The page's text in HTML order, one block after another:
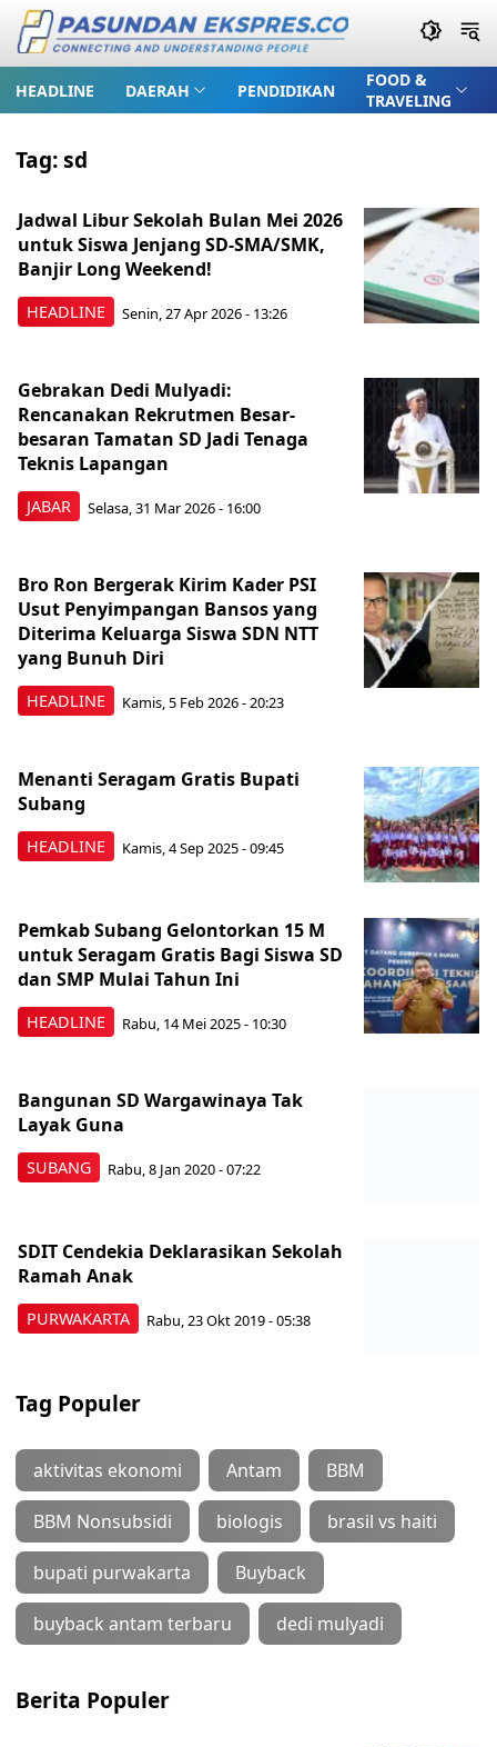
HEADLINE DAERAH PENDIDIKAN
FOOD &
TRAVELING
Tag:sd
HEADLINE
Jadwal Libur Sekolah Bulan Mei 2026
untuk Siswa Jenjang SD-SMA/SMK,
Banjir Long Weekend!
Senin, 27 Apr 2026 - 13:26
JABAR
Gebrakan Dedi Mulyadi:
Rencanakan Rekrutmen Besar-
besaran Tamatan SD Jadi Tenaga
Teknis Lapangan
Selasa, 31 Mar 2026 - 16:00
HEADLINE
Bro Ron Bergerak Kirim Kader PSI
Usut Penyimpangan Bansos yang
Diterima Keluarga Siswa SDN NTT
yang Bunuh Diri
Kamis, 5 Feb 2026 - 20:23
HEADLINE
Menanti Seragam Gratis Bupati
Subang
Kamis, 4 Sep 2025 - 09:45
HEADLINE
Pemkab Subang Gelontorkan 15 M
untuk Seragam Gratis Bagi Siswa SD
dan SMP Mulai Tahun Ini
Rabu, 14 Mei 2025 - 10:30
SUBANG
Bangunan SD Wargawinaya Tak
Layak Guna
Rabu, 8 Jan 2020 - 07:22
PURWAKARTA
SDIT Cendekia Deklarasikan Sekolah
Ramah Anak
Rabu, 23 Okt 2019 - 05:38
Tag Populer
aktivitas ekonomi Antam BBM
BBM Nonsubsidi biologis brasil vs haiti
bupati purwakarta Buyback
buyback antam terbaru dedi mulyadi
Berita Populer